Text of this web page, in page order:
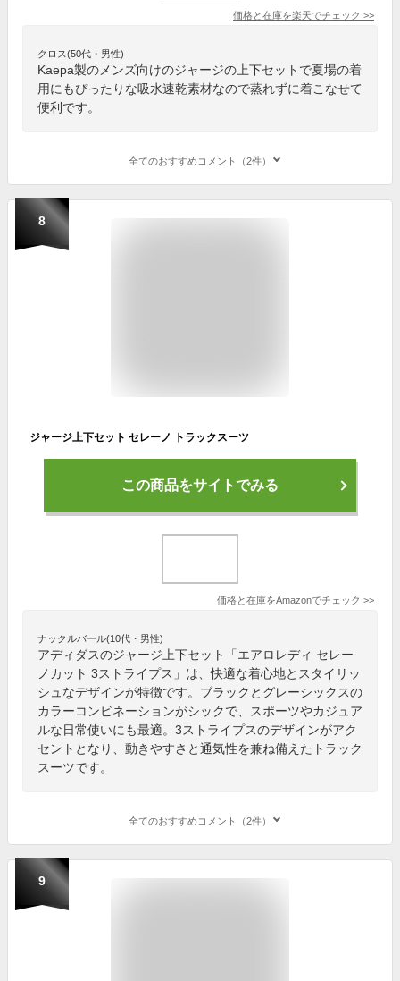
価格と在庫を楽天でチェック >>
クロス(50代・男性)
Kaepa製のメンズ向けのジャージの上下セットで夏場の着
用にもぴったりな吸水速乾素材なので蒸れずに着こなせて
便利です。
全てのおすすめコメント（2件）
8
ジャージ上下セット セレーノ トラックスーツ
この商品をサイトでみる
価格と在庫をAmazonでチェック >>
ナックルバール(10代・男性)
アディダスのジャージ上下セット「エアロレディ セレー
ノカット 3ストライプス」は、快適な着心地とスタイリッ
シュなデザインが特徴です。ブラックとグレーシックスの
カラーコンビネーションがシックで、スポーツやカジュア
ルな日常使いにも最適。3ストライプスのデザインがアク
セントとなり、動きやすさと通気性を兼ね備えたトラック
スーツです。
全てのおすすめコメント（2件）
9